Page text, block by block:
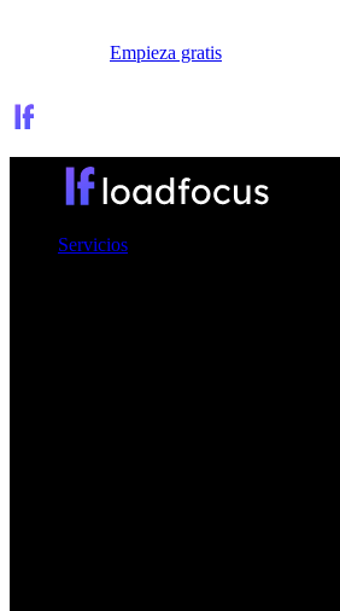
Empieza gratis
Servicios